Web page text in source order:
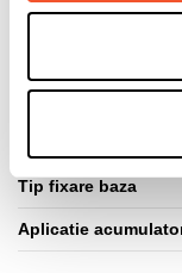
Tehnologie Start-
Lungime
Tip fixare baza
Aplicatie